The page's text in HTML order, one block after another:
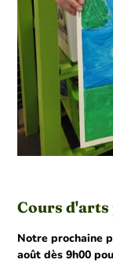
Cours d'arts
Notre prochaine
août dès 9h00